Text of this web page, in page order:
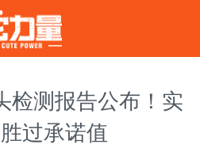
检测报告公布！实
过承诺值